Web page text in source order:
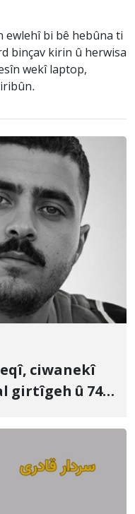
ewlehî bi bê hebûna ti
binçav kirin û herwisa
wekî laptop,
ciwanekî
girtîgeh û 74